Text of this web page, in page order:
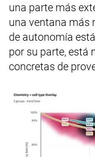
una parte más
una ventana más
de autonomía
por su parte, está
concretas de